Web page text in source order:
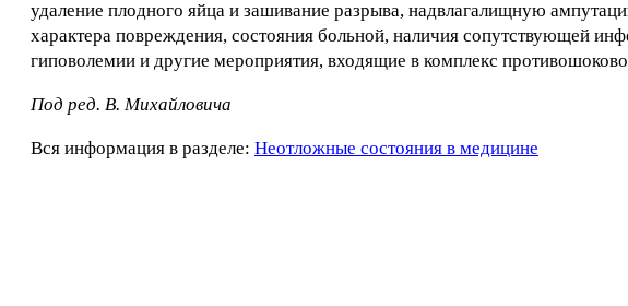
удаление плодного яйца и зашивание разрыва, надвлагалищную
характера повреждения, состояния больной, наличия сопутствующей
гиповолемии и другие мероприятия, входящие в комплекс
Под ред. В. Михайловича
Вся информация в разделе: Неотложные состояния в медицине